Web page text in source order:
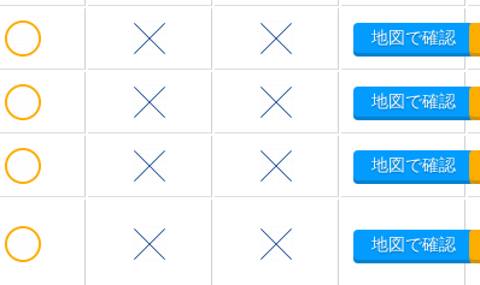
地図で確認
地図で確認
地図で確認
地図で確認